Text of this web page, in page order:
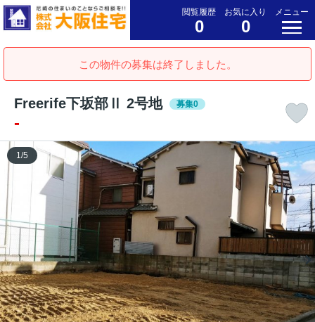
閲覧履歴
0
お気に入り
0
メニュー
この物件の募集は終了しました。
Freerife下坂部Ⅱ 2号地 募集0
-
1/5